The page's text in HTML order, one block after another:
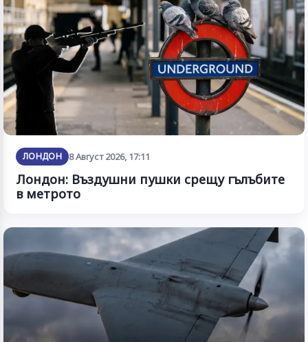
ЛОНДОН 8 Август 2026, 17:11
Лондон: Въздушни пушки срещу гълъбите
в метрото